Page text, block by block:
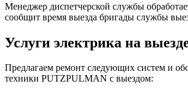
Менеджер диспетчерской службы
сообщит время выезда бригады службы
Услуги электрика на
Предлагаем ремонт следующих систем и
техники PUTZPULMAN с выездом: